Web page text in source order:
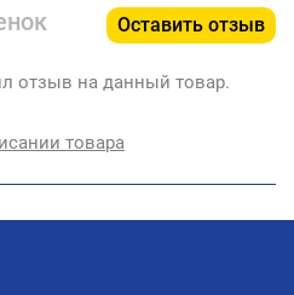
Оставить отзыв
отзыв на данный товар.
товара